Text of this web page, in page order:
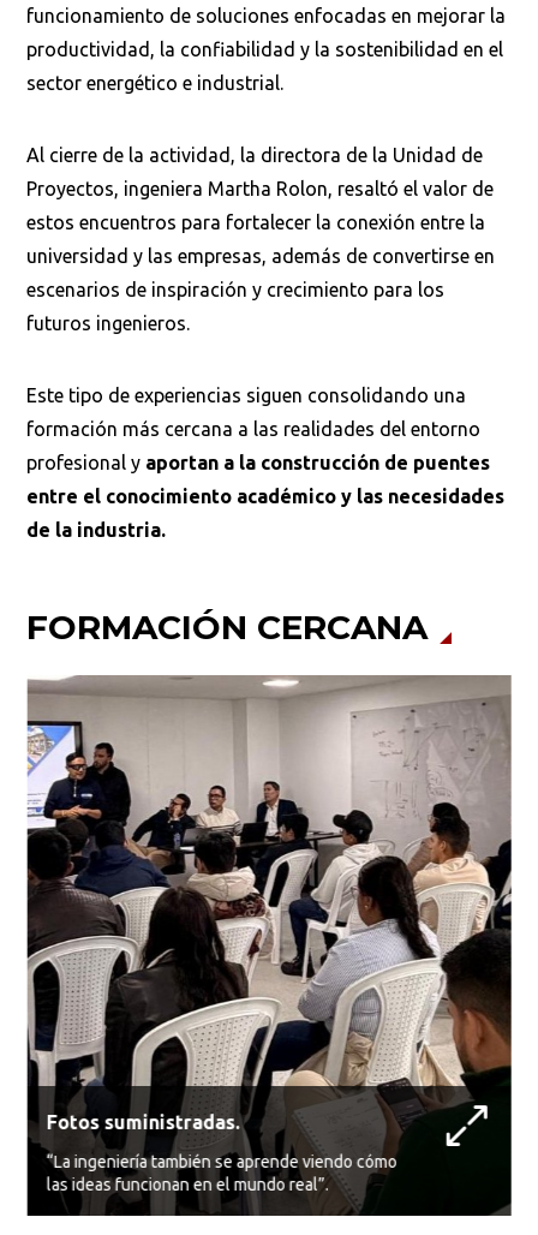
funcionamiento de soluciones enfocadas en mejorar la
productividad, la confiabilidad y la sostenibilidad en el
sector energético e industrial.
Al cierre de la actividad, la directora de la Unidad de
Proyectos, ingeniera Martha Rolon, resaltó el valor de
estos encuentros para fortalecer la conexión entre la
universidad y las empresas, además de convertirse en
escenarios de inspiración y crecimiento para los
futuros ingenieros.
Este tipo de experiencias siguen consolidando una
formación más cercana a las realidades del entorno
profesional y aportan a la construcción de puentes
entre el conocimiento académico y las necesidades
de la industria.
FORMACIÓN CERCANA
Fotos suministradas.
“La ingeniería también se aprende viendo cómo
las ideas funcionan en el mundo real”.
Ordenar por: *
Buscar